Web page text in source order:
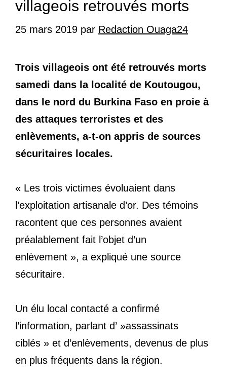
villageois retrouvés morts
25 mars 2019 par Redaction Ouaga24
Trois villageois ont été retrouvés morts
samedi dans la localité de Koutougou,
dans le nord du Burkina Faso en proie à
des attaques terroristes et des
enlèvements, a-t-on appris de sources
sécuritaires locales.
« Les trois victimes évoluaient dans
l’exploitation artisanale d’or. Des témoins
racontent que ces personnes avaient
préalablement fait l’objet d’un
enlèvement », a expliqué une source
sécuritaire.
Un élu local contacté a confirmé
l’information, parlant d’ »assassinats
ciblés » et d’enlèvements, devenus de plus
en plus fréquents dans la région.